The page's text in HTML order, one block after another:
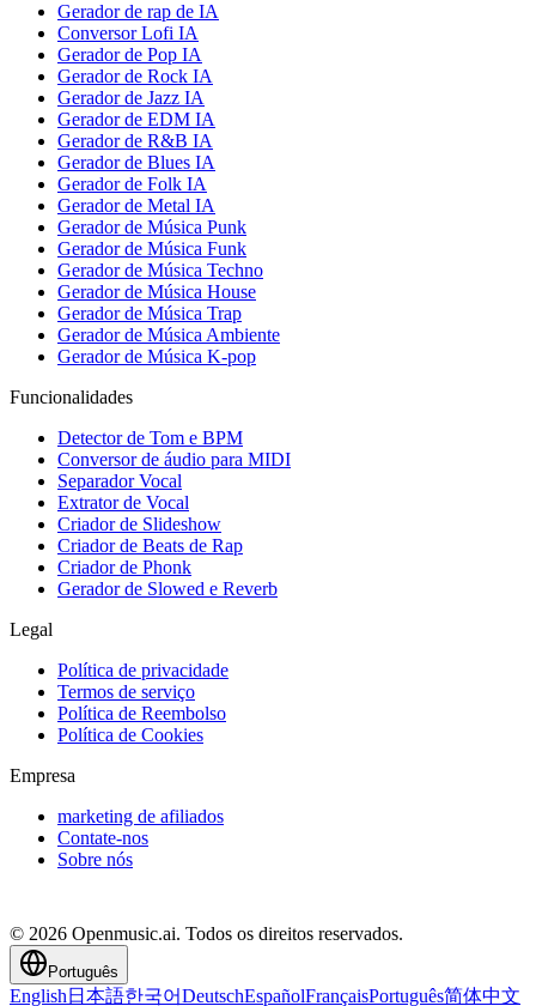
Gerador de rap de IA
Conversor Lofi IA
Gerador de Pop IA
Gerador de Rock IA
Gerador de Jazz IA
Gerador de EDM IA
Gerador de R&B IA
Gerador de Blues IA
Gerador de Folk IA
Gerador de Metal IA
Gerador de Música Punk
Gerador de Música Funk
Gerador de Música Techno
Gerador de Música House
Gerador de Música Trap
Gerador de Música Ambiente
Gerador de Música K-pop
Funcionalidades
Detector de Tom e BPM
Conversor de áudio para MIDI
Separador Vocal
Extrator de Vocal
Criador de Slideshow
Criador de Beats de Rap
Criador de Phonk
Gerador de Slowed e Reverb
Legal
Política de privacidade
Termos de serviço
Política de Reembolso
Política de Cookies
Empresa
marketing de afiliados
Contate-nos
Sobre nós
© 2026 Openmusic.ai. Todos os direitos reservados.
Português
English 日本語한국어DeutschEspañolFrançaisPortuguês简体中文